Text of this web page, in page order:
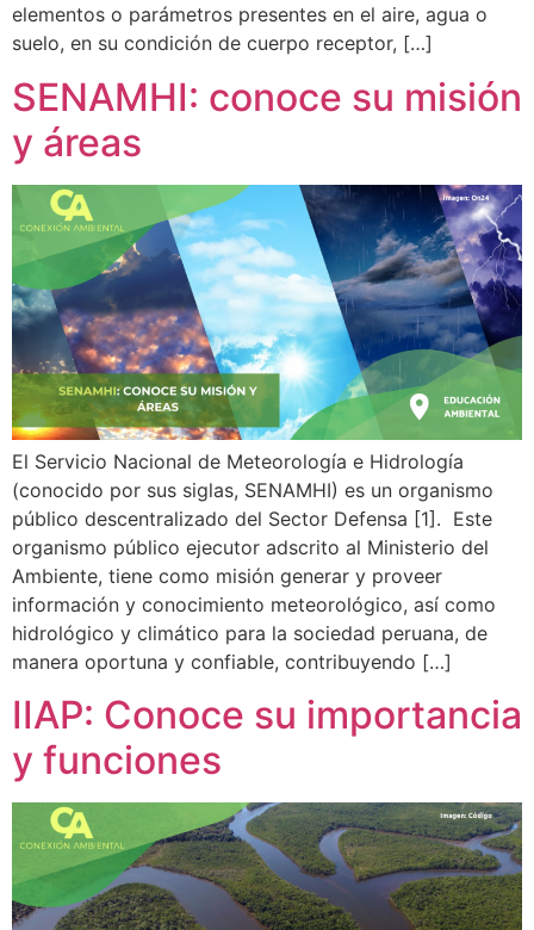
elementos o parámetros presentes en el aire, agua o
suelo, en su condición de cuerpo receptor, […]
SENAMHI: conoce su misión
y áreas
El Servicio Nacional de Meteorología e Hidrología
(conocido por sus siglas, SENAMHI) es un organismo
público descentralizado del Sector Defensa [1]. Este
organismo público ejecutor adscrito al Ministerio del
Ambiente, tiene como misión generar y proveer
información y conocimiento meteorológico, así como
hidrológico y climático para la sociedad peruana, de
manera oportuna y confiable, contribuyendo […]
IIAP: Conoce su importancia
y funciones